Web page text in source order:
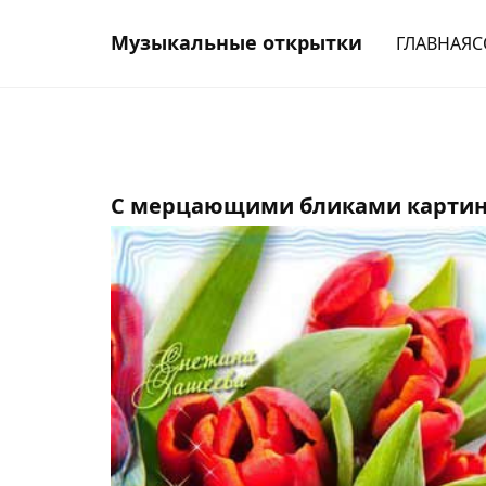
Музыкальные открытки ГЛАВНАЯ
С мерцающими бликами